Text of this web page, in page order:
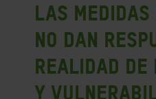
Las
no dan
realidad de
y